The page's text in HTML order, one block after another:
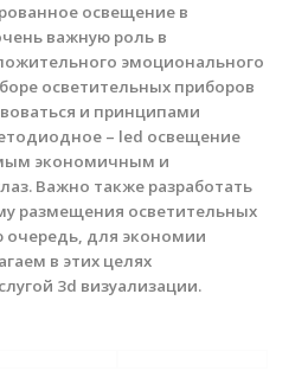
освещение в
важную роль в
эмоционального
осветительных приборов
и принципами
– led освещение
экономичным и
Важно также разработать
размещения осветительных
очередь, для экономии
в этих целях
3d визуализации.